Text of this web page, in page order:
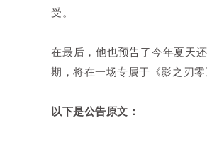
受。
在最后，他也预告了今年夏天
期，将在一场专属于《影之刃
以下是公告原文：